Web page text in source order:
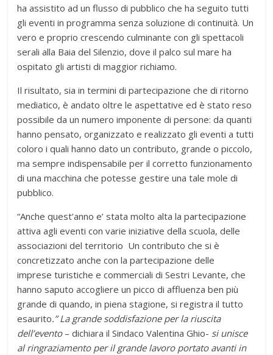
ha assistito ad un flusso di pubblico che ha seguito tutti
gli eventi in programma senza soluzione di continuità. Un
vero e proprio crescendo culminante con gli spettacoli
serali alla Baia del Silenzio, dove il palco sul mare ha
ospitato gli artisti di maggior richiamo.
Il risultato, sia in termini di partecipazione che di ritorno
mediatico, è andato oltre le aspettative ed è stato reso
possibile da un numero imponente di persone: da quanti
hanno pensato, organizzato e realizzato gli eventi a tutti
coloro i quali hanno dato un contributo, grande o piccolo,
ma sempre indispensabile per il corretto funzionamento
di una macchina che potesse gestire una tale mole di
pubblico.
“Anche quest’anno e’ stata molto alta la partecipazione
attiva agli eventi con varie iniziative della scuola, delle
associazioni del territorio Un contributo che si è
concretizzato anche con la partecipazione delle
imprese turistiche e commerciali di Sestri Levante, che
hanno saputo accogliere un picco di affluenza ben più
grande di quando, in piena stagione, si registra il tutto
esaurito.” La grande soddisfazione per la riuscita
dell’evento– dichiara il Sindaco Valentina Ghio- si unisce
al ringraziamento per il grande lavoro portato avanti in